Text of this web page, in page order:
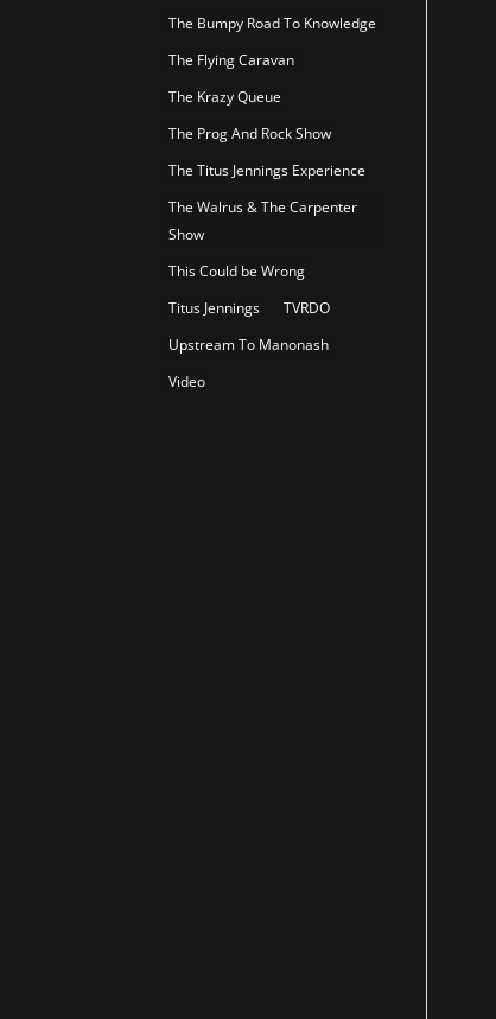
The Bumpy Road To Knowledge
The Flying Caravan
The Krazy Queue
The Prog And Rock Show
The Titus Jennings Experience
The Walrus & The Carpenter
Show
This Could be Wrong
Titus Jennings
TVRDO
Upstream To Manonash
Video